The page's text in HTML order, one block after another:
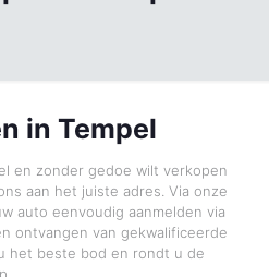
in Tempel
en zonder gedoe wilt verkopen
aan het juiste adres. Via onze
auto eenvoudig aanmelden via
ontvangen van gekwalificeerde
het beste bod en rondt u de